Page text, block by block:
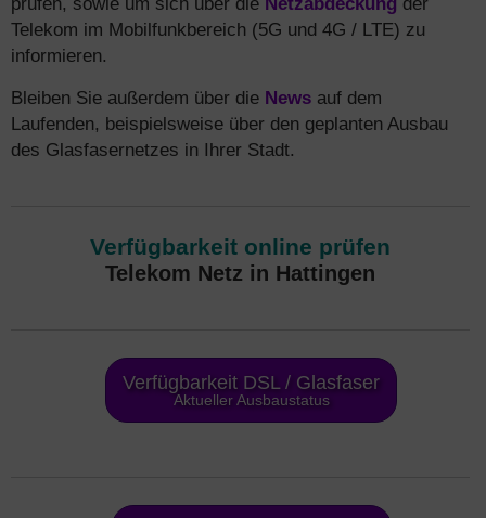
Telekom im Mobilfunkbereich (5G und 4G / LTE) zu
informieren.
Bleiben Sie außerdem über die News auf dem
Laufenden, beispielsweise über den geplanten Ausbau
des Glasfasernetzes in Ihrer Stadt.
Verfügbarkeit online prüfen
Telekom Netz in Hattingen
Verfügbarkeit DSL / Glasfaser
Aktueller Ausbaustatus